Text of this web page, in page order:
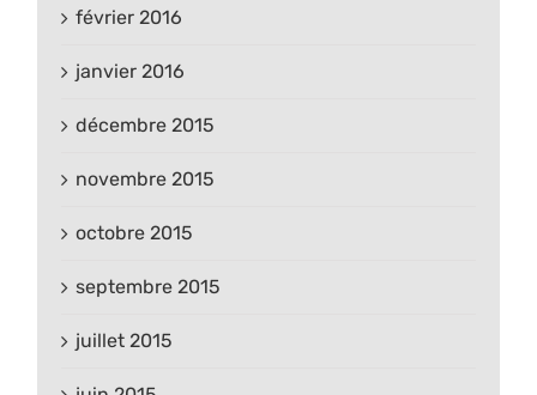
février 2016
janvier 2016
décembre 2015
novembre 2015
octobre 2015
septembre 2015
juillet 2015